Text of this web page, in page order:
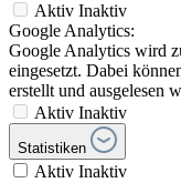
Aktiv Inaktiv
Google Analytics:
Google Analytics wird
eingesetzt. Dabei
erstellt und ausgelesen
Aktiv Inaktiv
Statistiken
Aktiv Inaktiv